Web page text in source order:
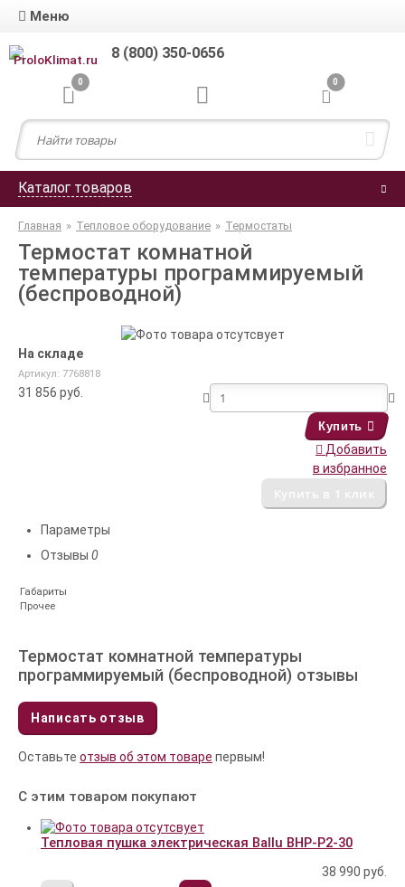
Меню
8 (800) 350-0656
0 0
Каталог товаров
Главная » Тепловое оборудование » Термостаты
Термостат комнатной
температуры программируемый
(беспроводной)
На складе
Артикул: 7768818
31 856 руб.
Купить
Добавить
в избранное
Параметры
Отзывы 0
Габариты
Прочее
Термостат комнатной температуры
программируемый (беспроводной) отзывы
Написать отзыв
Оставьте отзыв об этом товаре первым!
С этим товаром покупают
Тепловая пушка электрическая Ballu BHP-P2-30
38 990 руб.